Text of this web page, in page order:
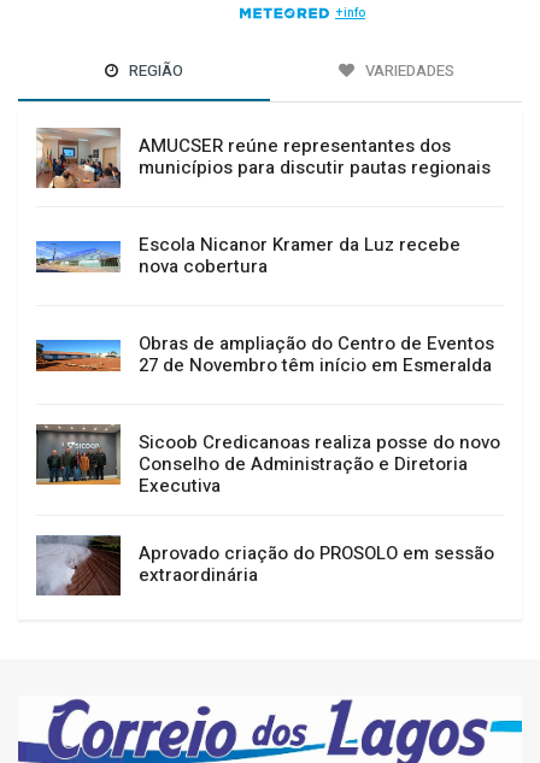
REGIÃO VARIEDADES
AMUCSER reúne representantes dos
municípios para discutir pautas regionais
Escola Nicanor Kramer da Luz recebe
nova cobertura
Obras de ampliação do Centro de Eventos
27 de Novembro têm início em Esmeralda
Sicoob Credicanoas realiza posse do novo
Conselho de Administração e Diretoria
Executiva
Aprovado criação do PROSOLO em sessão
extraordinária